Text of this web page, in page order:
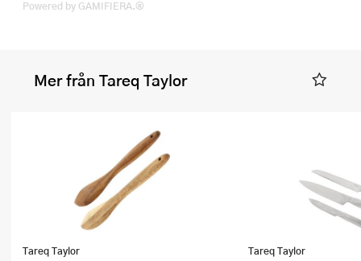
Powered by GAMIFIERA.®
Mer från Tareq Taylor
Tareq Taylor Tareq Taylor